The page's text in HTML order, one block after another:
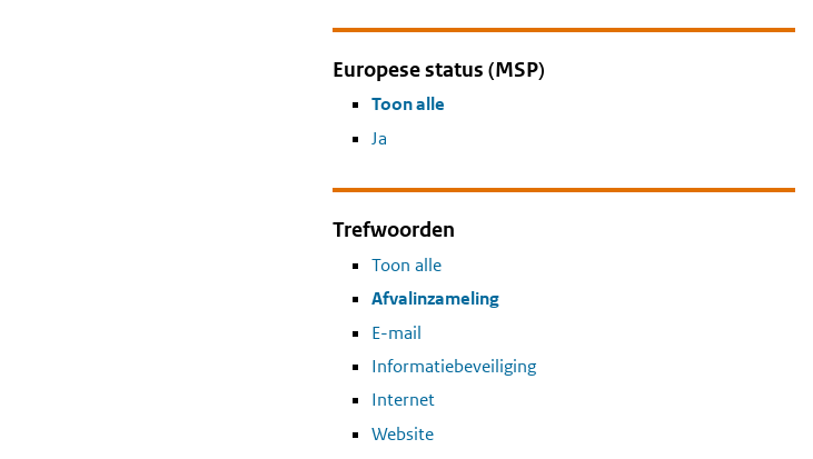
Europese status (MSP)
Toon alle
Ja
Trefwoorden
Toon alle
Afvalinzameling
E-mail
Informatiebeveiliging
Internet
Website